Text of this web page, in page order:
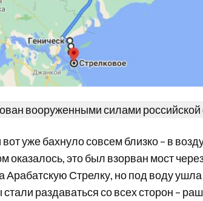
вооруженными силами
уже бахнуло совсем близко – в
оказалось, это был взорван мост
Арабатскую Стрелку, но под воду
раздаваться со всех сторон –